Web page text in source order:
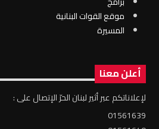
موقع القوات البنانية
المسيرة
أعلن معنا
لإعلاناتكم عبر أثير لبنان الحرّ الإتصال على :
01561639